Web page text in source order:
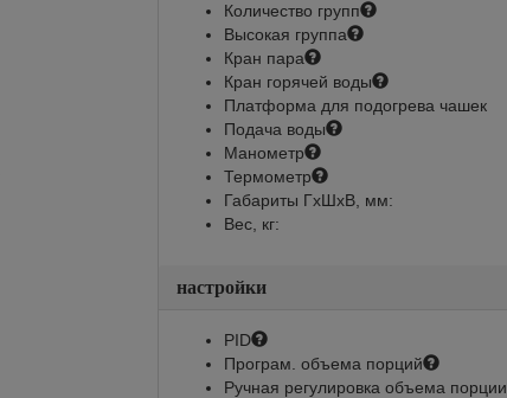
Количество групп
Высокая группа
Кран пара
Кран горячей воды
Платформа для подогрева чашек
Подача воды
Манометр
Термометр
Габариты ГхШхВ, мм:
Вес, кг:
настройки
PID
Програм. объема порций
Ручная регулировка объема порции